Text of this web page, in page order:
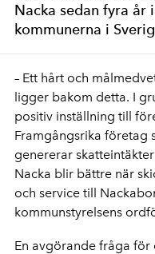
Nacka sedan fyra år
kommunerna i
– Ett hårt och
ligger bakom detta. I
positiv inställning till
Framgångsrika företag
genererar
Nacka blir bättre när
och service till
kommunstyrelsens
En avgörande fråga